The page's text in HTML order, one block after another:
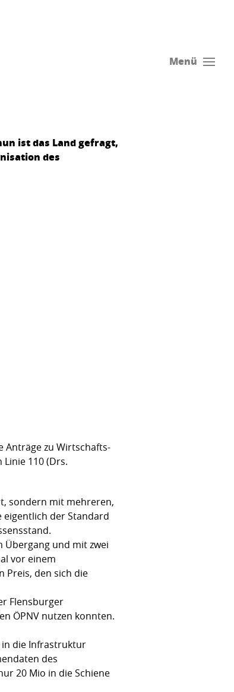
Menü
ist das Land gefragt,
des
Anträge zu Wirtschafts-
110 (Drs.
sondern mit mehreren,
eigentlich der Standard
Übergang und mit zwei
vor einem
Preis, den sich die
Flensburger
ÖPNV nutzen konnten.
in die Infrastruktur
des
20 Mio in die Schiene